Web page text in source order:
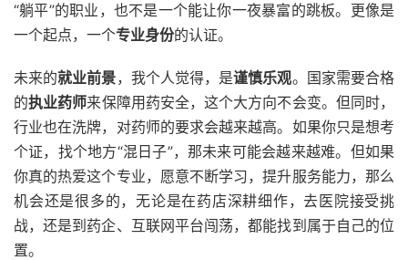
“躺平”的职业，也不是一个能让你一夜暴富的跳板。更像是
一个起点，一个专业身份的认证。
未来的就业前景，我个人觉得，是谨慎乐观。国家需要合格
的执业药师来保障用药安全，这个大方向不会变。但同时，
行业也在洗牌，对药师的要求会越来越高。如果你只是想考
个证，找个地方“混日子”，那未来可能会越来越难。但如果
你真的热爱这个专业，愿意不断学习，提升服务能力，那么
机会还是很多的，无论是在药店深耕细作，去医院接受挑
战，还是到药企、互联网平台闯荡，都能找到属于自己的位
置。